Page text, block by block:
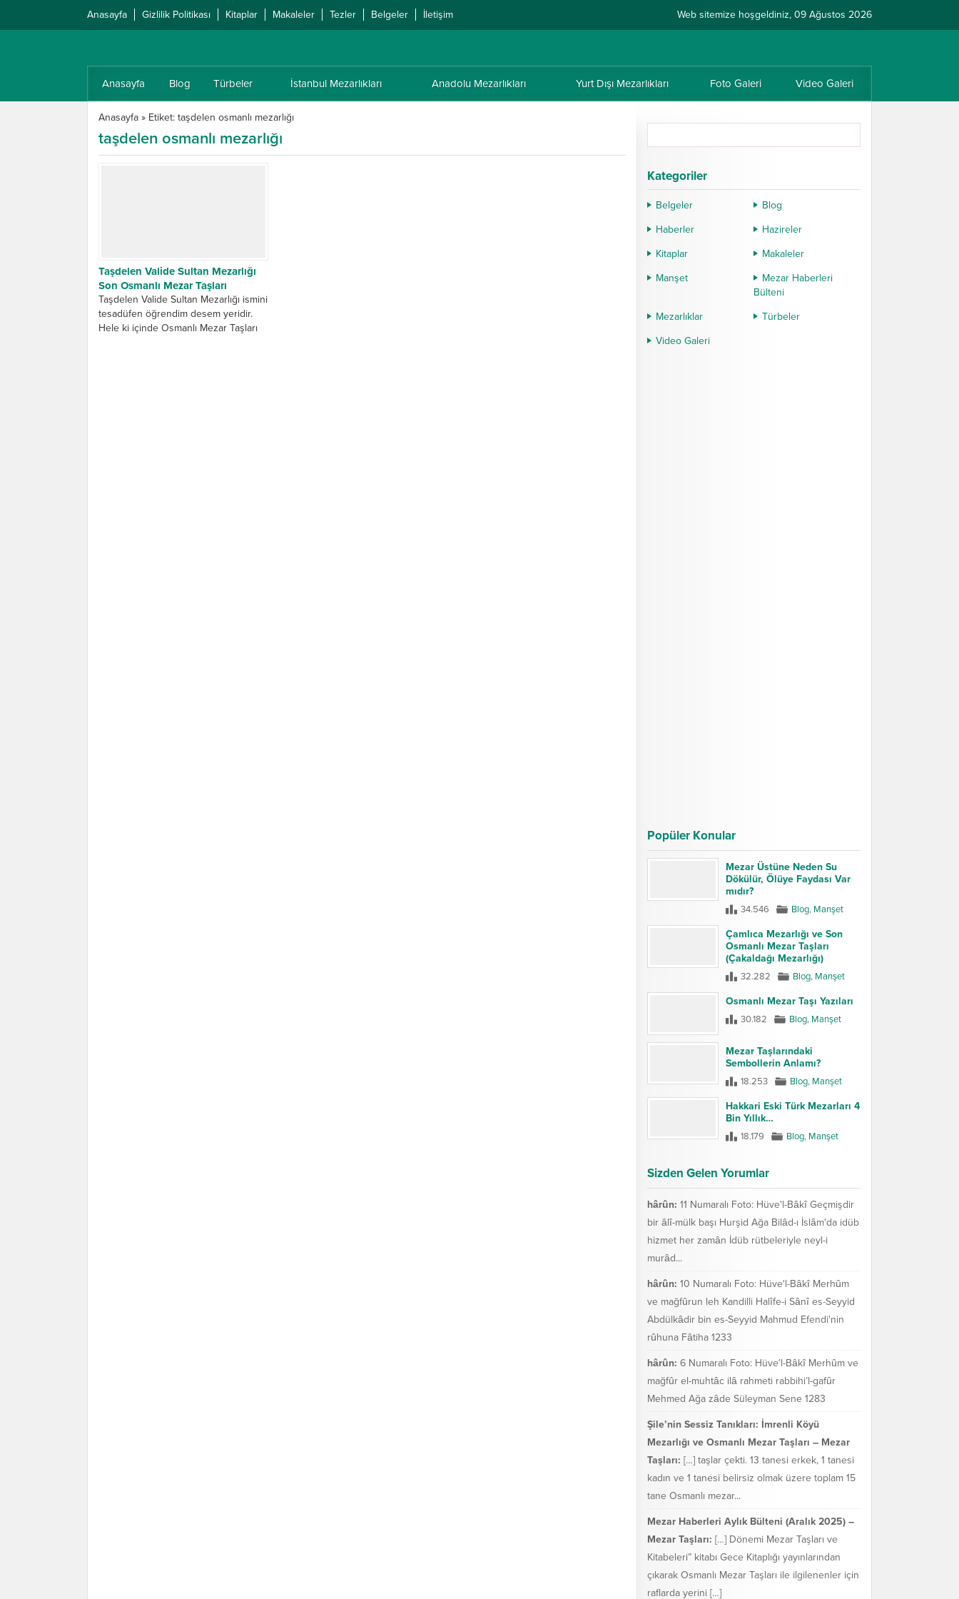
Anasayfa Gizlilik Politikası Kitaplar Makaleler Tezler Belgeler İletişim Web sitemize hoşgeldiniz, 09 Ağustos 2026
Anasayfa Blog Türbeler İstanbul Mezarlıkları Anadolu Mezarlıkları Yurt Dışı Mezarlıkları Foto Galeri Video Galeri
Anasayfa » Etiket: taşdelen osmanlı mezarlığı
taşdelen osmanlı mezarlığı
Taşdelen Valide Sultan Mezarlığı
Son Osmanlı Mezar Taşları
Taşdelen Valide Sultan Mezarlığı ismini
tesadüfen öğrendim desem yeridir.
Hele ki içinde Osmanlı Mezar Taşları
Kategoriler
Belgeler
Blog
Haberler
Hazireler
Kitaplar
Makaleler
Manşet
Mezar Haberleri
Bülteni
Mezarlıklar
Türbeler
Video Galeri
Popüler Konular
Mezar Üstüne Neden Su
Dökülür, Ölüye Faydası Var
mıdır?
34.546 Blog, Manşet
Çamlıca Mezarlığı ve Son
Osmanlı Mezar Taşları
(Çakaldağı Mezarlığı)
32.282 Blog, Manşet
Osmanlı Mezar Taşı Yazıları
30.182 Blog, Manşet
Mezar Taşlarındaki
Sembollerin Anlamı?
18.253 Blog, Manşet
Hakkari Eski Türk Mezarları 4
Bin Yıllık…
18.179 Blog, Manşet
Sizden Gelen Yorumlar
hârûn: 11 Numaralı Foto: Hüve'l-Bâkî Geçmişdir
bir âlî-mülk başı Hurşid Ağa Bilâd-ı İslâm'da idüb
hizmet her zamân İdüb rütbeleriyle neyl-i
murâd...
hârûn: 10 Numaralı Foto: Hüve'l-Bâkî Merhûm
ve mağfûrun leh Kandilli Halîfe-i Sânî es-Seyyid
Abdülkâdir bin es-Seyyid Mahmud Efendi'nin
rûhuna Fâtiha 1233
hârûn: 6 Numaralı Foto: Hüve’l-Bâkî Merhûm ve
mağfûr el-muhtâc ilâ rahmeti rabbihi’l-gafûr
Mehmed Ağa zâde Süleyman Sene 1283
Şile’nin Sessiz Tanıkları: İmrenli Köyü
Mezarlığı ve Osmanlı Mezar Taşları – Mezar
Taşları: […] taşlar çekti. 13 tanesi erkek, 1 tanesi
kadın ve 1 tanesi belirsiz olmak üzere toplam 15
tane Osmanlı mezar...
Mezar Haberleri Aylık Bülteni (Aralık 2025) –
Mezar Taşları: […] Dönemi Mezar Taşları ve
Kitabeleri” kitabı Gece Kitaplığı yayınlarından
çıkarak Osmanlı Mezar Taşları ile ilgilenenler için
raflarda yerini […]